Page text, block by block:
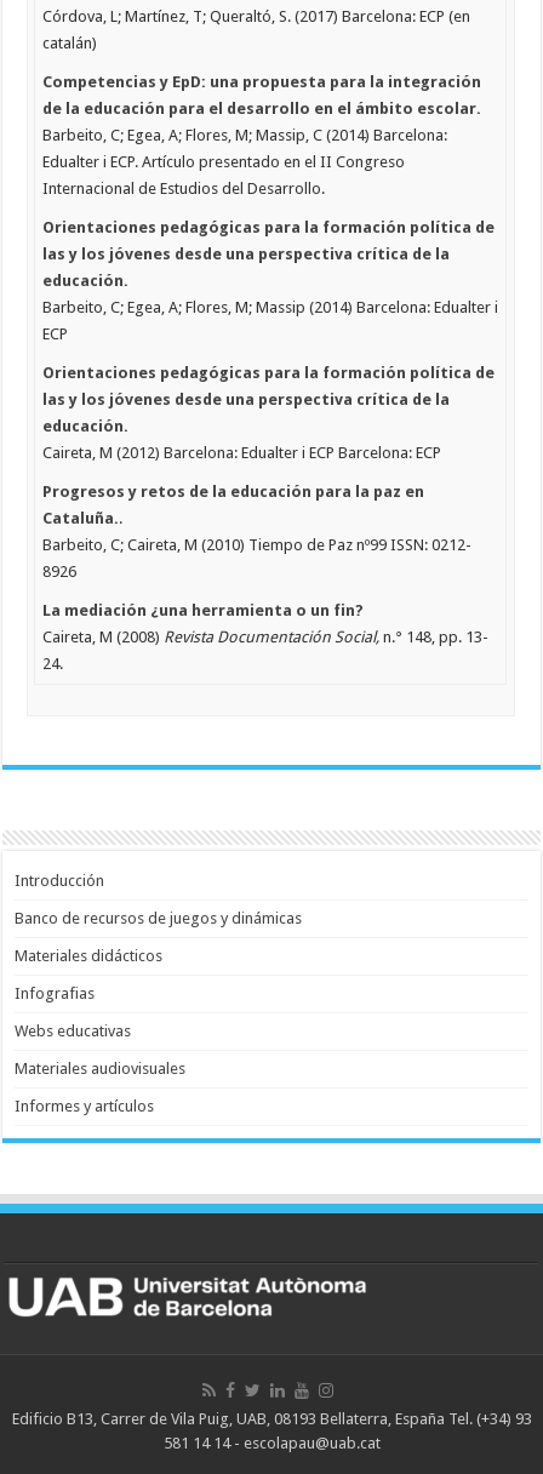
Córdova, L; Martínez, T; Queraltó, S. (2017) Barcelona: ECP (en
catalán)
Competencias y EpD: una propuesta para la integración
de la educación para el desarrollo en el ámbito escolar.
Barbeito, C; Egea, A; Flores, M; Massip, C (2014) Barcelona:
Edualter i ECP. Artículo presentado en el II Congreso
Internacional de Estudios del Desarrollo.
Orientaciones pedagógicas para la formación política de
las y los jóvenes desde una perspectiva crítica de la
educación.
Barbeito, C; Egea, A; Flores, M; Massip (2014) Barcelona: Edualter i
ECP
Orientaciones pedagógicas para la formación política de
las y los jóvenes desde una perspectiva crítica de la
educación.
Caireta, M (2012) Barcelona: Edualter i ECP Barcelona: ECP
Progresos y retos de la educación para la paz en
Cataluña..
Barbeito, C; Caireta, M (2010) Tiempo de Paz nº99 ISSN: 0212-
8926
La mediación ¿una herramienta o un fin?
Caireta, M (2008) Revista Documentación Social,n.° 148, pp. 13-
24.
Introducción
Banco de recursos de juegos y dinámicas
Materiales didácticos
Infografias
Webs educativas
Materiales audiovisuales
Informes y artículos
Edificio B13, Carrer de Vila Puig, UAB, 08193 Bellaterra, España Tel. (+34) 93
581 14 14 - escolapau@uab.cat